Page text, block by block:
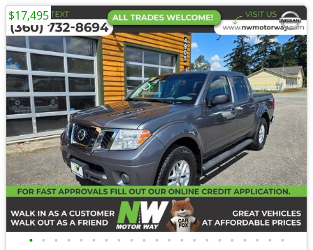
• • • • • • • • • • • • • • • • • • • • •
$17,495